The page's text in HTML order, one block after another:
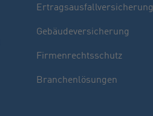
Ertragsausfallversicherung
Gebäudeversicherung
Firmenrechtsschutz
Branchenlösungen